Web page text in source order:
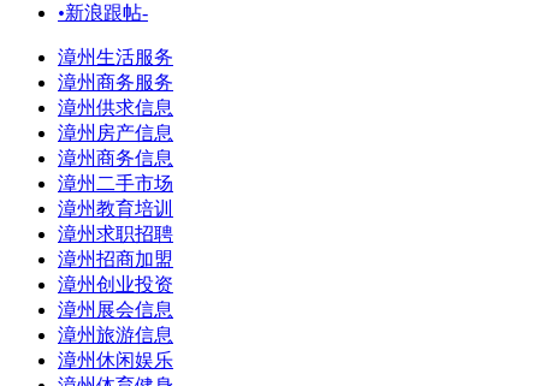
•新浪跟帖-
漳州生活服务
漳州商务服务
漳州供求信息
漳州房产信息
漳州商务信息
漳州二手市场
漳州教育培训
漳州求职招聘
漳州招商加盟
漳州创业投资
漳州展会信息
漳州旅游信息
漳州休闲娱乐